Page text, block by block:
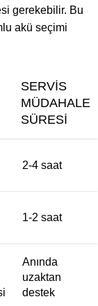
gerekebilir. Bu
akü seçimi
SERVIS
MÜDAHALE
SÜRESI
2-4 saat
1-2 saat
Anında
uzaktan
destek